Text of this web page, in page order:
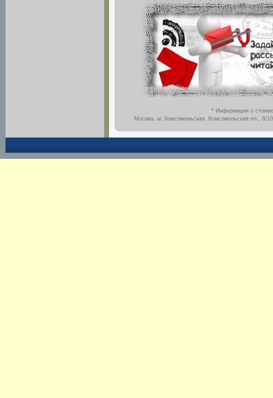
* Информация о
Москва, м. Комсомольская, Комсомольская пл., 6/